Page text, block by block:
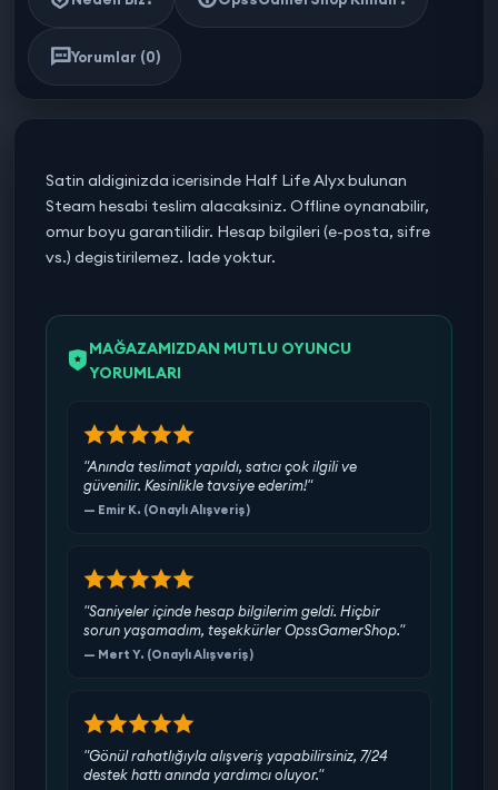
Yorumlar (0)
Satin aldiginizda icerisinde Half Life Alyx bulunan
Steam hesabi teslim alacaksiniz. Offline oynanabilir,
omur boyu garantilidir. Hesap bilgileri (e-posta, sifre
vs.) degistirilemez. Iade yoktur.
MAĞAZAMIZDAN MUTLU OYUNCU
YORUMLARI
"Anında teslimat yapıldı, satıcı çok ilgili ve
güvenilir. Kesinlikle tavsiye ederim!"
— Emir K. (Onaylı Alışveriş)
"Saniyeler içinde hesap bilgilerim geldi. Hiçbir
sorun yaşamadım, teşekkürler OpssGamerShop."
— Mert Y. (Onaylı Alışveriş)
"Gönül rahatlığıyla alışveriş yapabilirsiniz, 7/24
destek hattı anında yardımcı oluyor."